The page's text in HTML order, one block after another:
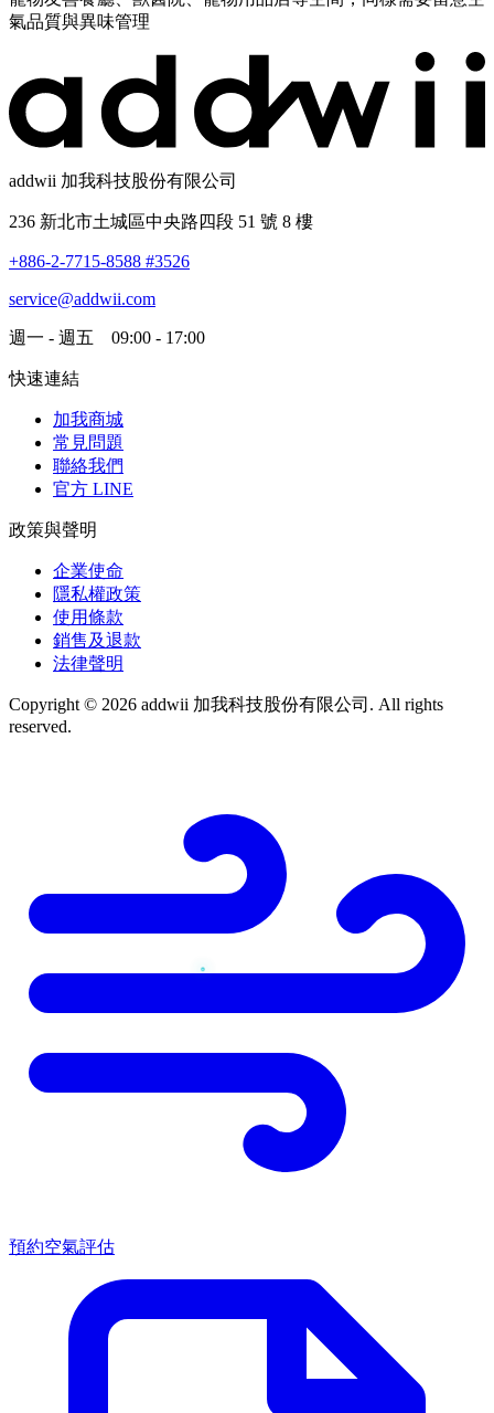
氣品質與異味管理
addwii 加我科技股份有限公司
236 新北市土城區中央路四段 51 號 8 樓
+886-2-7715-8588 #3526
service@addwii.com
週一 - 週五 09:00 - 17:00
快速連結
加我商城
常見問題
聯絡我們
官方 LINE
政策與聲明
企業使命
隱私權政策
使用條款
銷售及退款
法律聲明
Copyright © 2026 addwii 加我科技股份有限公司. All rights
reserved.
預約空氣評估